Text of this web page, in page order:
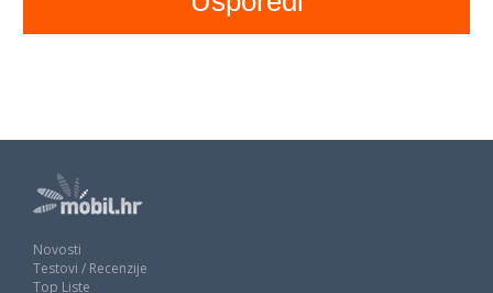
Novosti
Testovi / Recenzije
Top Liste